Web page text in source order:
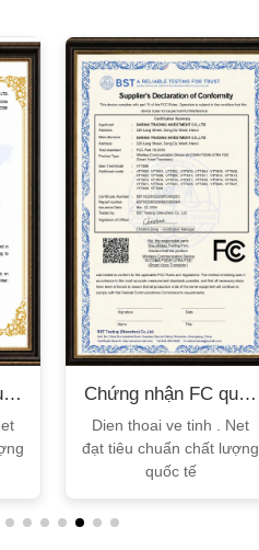
Chứng nhận FC quốc
tế
Dien thoai ve tinh . Net
đạt tiêu chuẩn chất lượng
quốc tế
XEM CHI TIẾT